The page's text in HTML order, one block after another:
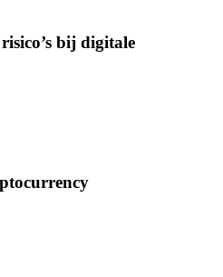
bij digitale